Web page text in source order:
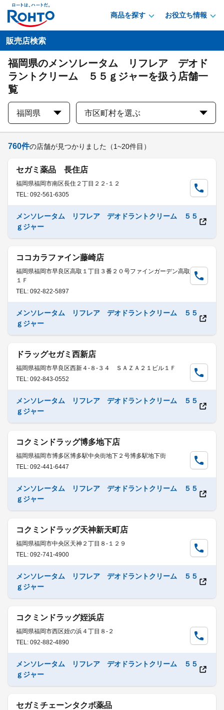
商品を探す お役立ち情報
販売店検索
福岡県のメンソレータム リフレア デオド
ラントクリーム ５５ｇジャーを扱う店舗一
覧
福岡県 市区町村を選ぶ
760件の店舗が見つかりました （1~20件目）
セガミ薬品 長住店
福岡県福岡市南区長住２丁目２２-１２
TEL: 092-561-6305
メンソレータム リフレア デオドラントクリーム ５５
ｇジャー
ココカラファイン藤崎店
福岡県福岡市早良区高取１丁目３番２０号ファインガーデン高取
１Ｆ
TEL: 092-822-5897
メンソレータム リフレア デオドラントクリーム ５５
ｇジャー
ドラッグセガミ西新店
福岡県福岡市早良区西新４-８-３４ ＳＡＺＡ２１ビル１Ｆ
TEL: 092-843-0552
メンソレータム リフレア デオドラントクリーム ５５
ｇジャー
コクミンドラッグ博多地下店
福岡県福岡市博多区博多駅中央街地下２号博多駅地下街
TEL: 092-441-6447
メンソレータム リフレア デオドラントクリーム ５５
ｇジャー
コクミンドラッグ天神新天町店
福岡県福岡市中央区天神２丁目８-１２９
TEL: 092-741-4900
メンソレータム リフレア デオドラントクリーム ５５
ｇジャー
コクミンドラッグ姪浜店
福岡県福岡市西区姪の浜４丁目８-２
TEL: 092-882-4890
メンソレータム リフレア デオドラントクリーム ５５
ｇジャー
セガミチェーンタクボ薬品